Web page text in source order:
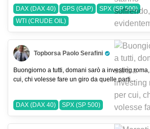
DAX (DAX 40)
GPS (GAP)
SPX (SP 500)
WTI (CRUDE OIL)
Topborsa Paolo Serafini
Pro Trader
Buongiorno a tutti, domani sarò a investing roma, per
cui, chi volesse fare un giro da quelle parti...
DAX (DAX 40) SPX (SP 500)